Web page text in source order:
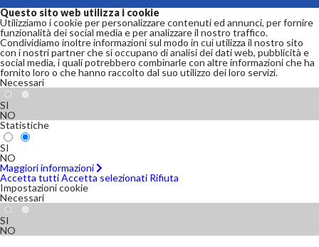
Questo sito web utilizza i cookie
Utilizziamo i cookie per personalizzare contenuti ed annunci, per fornire
funzionalità dei social media e per analizzare il nostro traffico.
Condividiamo inoltre informazioni sul modo in cui utilizza il nostro sito
con i nostri partner che si occupano di analisi dei dati web, pubblicità e
social media, i quali potrebbero combinarle con altre informazioni che ha
fornito loro o che hanno raccolto dal suo utilizzo dei loro servizi.
Necessari
SI
NO
Statistiche
SI
NO
Maggiori informazioni
Accetta tuttiAccetta selezionati Rifiuta
Impostazioni cookie
Necessari
SI
NO